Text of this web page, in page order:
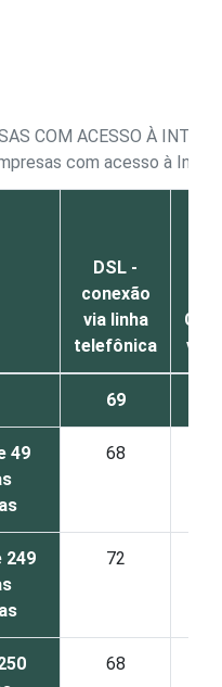
COM ACESSO À
com acesso à
DSL -
conexão
via linha
telefônica
via
69
49
68
249
72
68